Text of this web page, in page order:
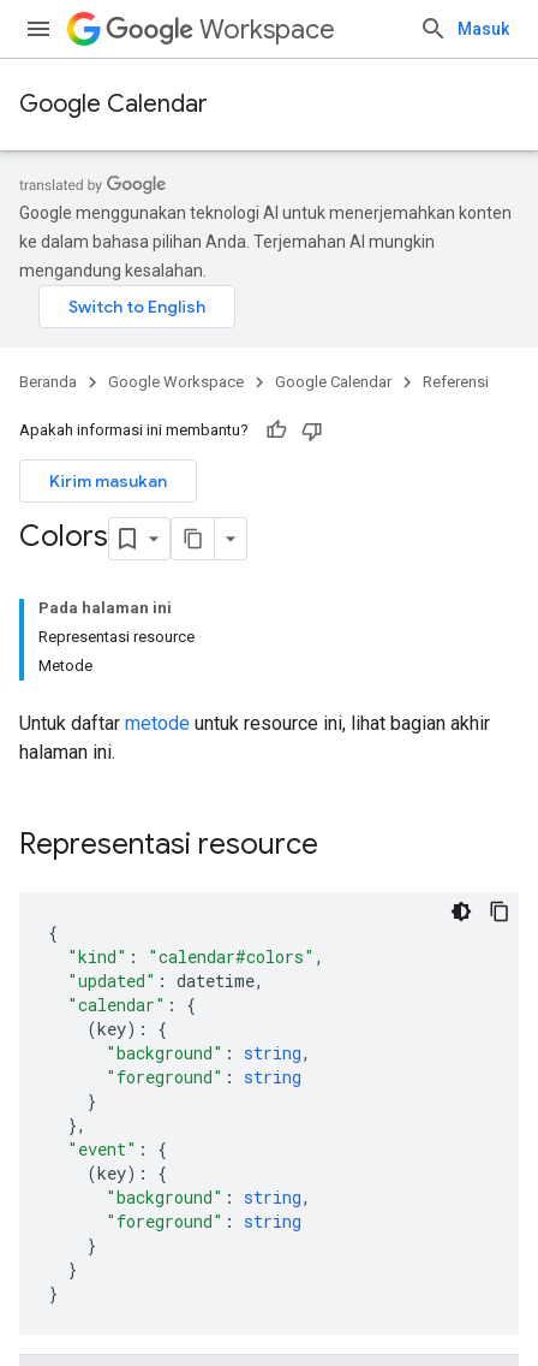
Workspace Masuk
Google Calendar
Google menggunakan teknologi AI untuk menerjemahkan konten
ke dalam bahasa pilihan Anda. Terjemahan AI mungkin
mengandung kesalahan.
Beranda Google Workspace Google Calendar Referensi
Apakah informasi ini membantu?
Kirim masukan
Colors
Pada halaman ini
Representasi resource
Metode
Untuk daftar metode untuk resource ini, lihat bagian akhir
halaman ini.
Representasi resource
"kind" : "calendar#colors" ,
"updated" : datetime,
"calendar" :
(key) :
"background" : string,
"foreground" : string
},
"event" :
(key) :
"background" : string,
"foreground" : string
}
}